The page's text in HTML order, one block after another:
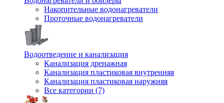
Накопительные водонагреватели
Проточные водонагреватели
Водоотведение и канализация
Канализация дренажная
Канализация пластиковая внутренняя
Канализация пластиковая наружняя
Все категории (7)